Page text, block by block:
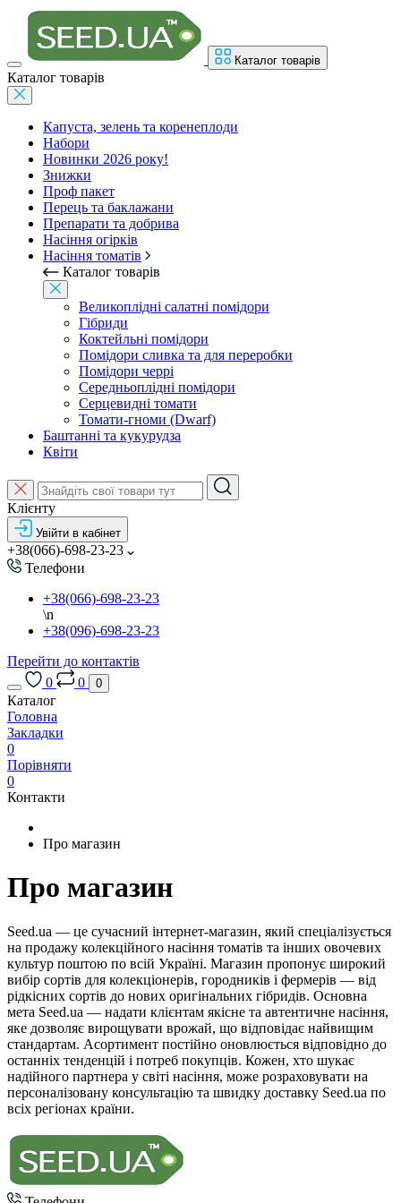
Каталог товарів
Каталог товарів
Капуста, зелень та коренеплоди
Набори
Новинки 2026 року!
Знижки
Проф пакет
Перець та баклажани
Препарати та добрива
Насіння огірків
Насіння томатів
Каталог товарів
Великоплідні салатні помідори
Гібриди
Коктейльні помідори
Помідори сливка та для переробки
Помідори черрі
Середньоплідні помідори
Серцевидні томати
Томати-гноми (Dwarf)
Баштанні та кукурудза
Квіти
Клієнту
Увійти в кабінет
+38(066)-698-23-23
Телефони
+38(066)-698-23-23
\n
+38(096)-698-23-23
Перейти до контактів
0
0 0
Каталог
Головна
Закладки
0
Порівняти
0
Контакти
Про магазин
Про магазин
Seed.ua — це сучасний інтернет-магазин, який спеціалізується
на продажу колекційного насіння томатів та інших овочевих
культур поштою по всій Україні. Магазин пропонує широкий
вибір сортів для колекціонерів, городників і фермерів — від
рідкісних сортів до нових оригінальних гібридів. Основна
мета Seed.ua — надати клієнтам якісне та автентичне насіння,
яке дозволяє вирощувати врожай, що відповідає найвищим
стандартам. Асортимент постійно оновлюється відповідно до
останніх тенденцій і потреб покупців. Кожен, хто шукає
надійного партнера у світі насіння, може розраховувати на
персоналізовану консультацію та швидку доставку Seed.ua по
всіх регіонах країни.